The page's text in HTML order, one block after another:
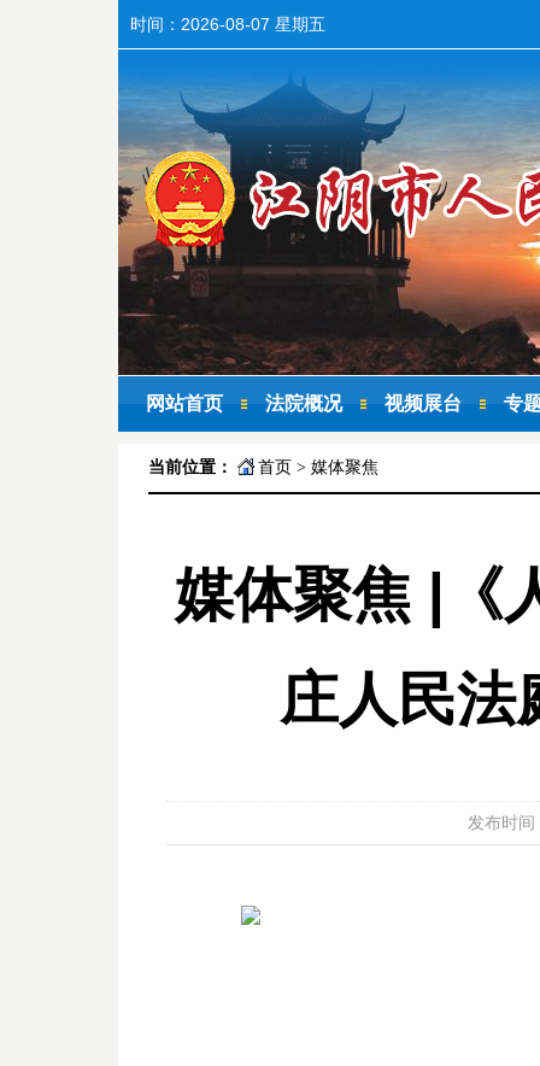
时间： 2026-08-07 星期五
网站首页 法院概况 视频展台 专
当前位置： 首页 > 媒体聚焦
媒体聚焦 |《
庄人民法
发布时